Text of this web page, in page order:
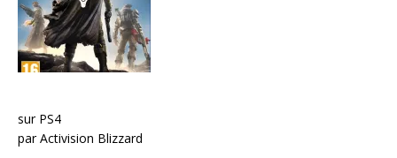
sur PS4
par Activision Blizzard